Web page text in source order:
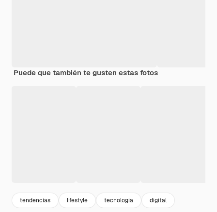
Puede que también te gusten estas fotos
tendencias lifestyle tecnologia digital